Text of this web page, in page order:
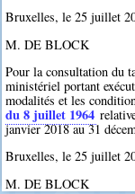
Bruxelles, le 25 juillet
M. DE BLOCK
Pour la consultation du
ministériel portant
modalités et les
du 8 juillet 1964
janvier 2018 au 31
Bruxelles, le 25 juillet
M. DE BLOCK